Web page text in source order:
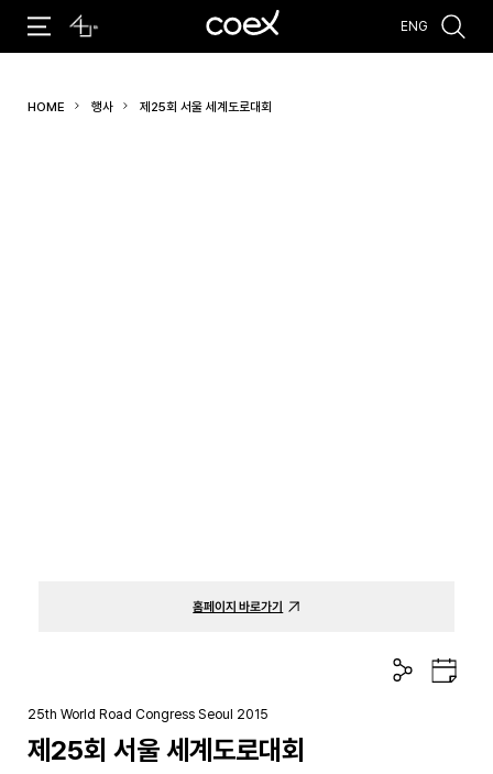
#코엑스 전시 #행사 #주차안내
ENG
HOME 행사 제25회 서울 세계도로대회
홈페이지 바로가기
공
유
구
글
25th World Road Congress Seoul 2015
제25회 서울 세계도로대회